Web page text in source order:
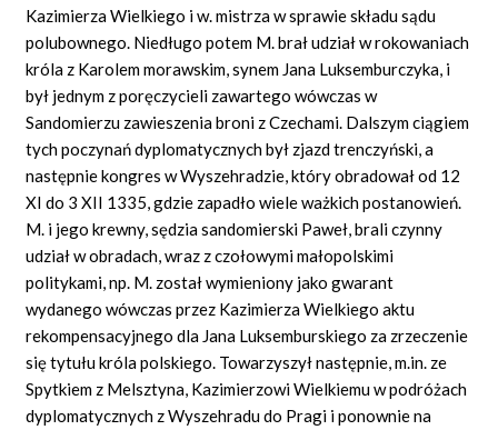
Kazimierza Wielkiego i w. mistrza w sprawie składu sądu
polubownego. Niedługo potem M. brał udział w rokowaniach
króla z Karolem morawskim, synem Jana Luksemburczyka, i
był jednym z poręczycieli zawartego wówczas w
Sandomierzu zawieszenia broni z Czechami. Dalszym ciągiem
tych poczynań dyplomatycznych był zjazd trenczyński, a
następnie kongres w Wyszehradzie, który obradował od 12
XI do 3 XII 1335, gdzie zapadło wiele ważkich postanowień.
M. i jego krewny, sędzia sandomierski Paweł, brali czynny
udział w obradach, wraz z czołowymi małopolskimi
politykami, np. M. został wymieniony jako gwarant
wydanego wówczas przez Kazimierza Wielkiego aktu
rekompensacyjnego dla Jana Luksemburskiego za zrzeczenie
się tytułu króla polskiego. Towarzyszył następnie, m.in. ze
Spytkiem z Melsztyna, Kazimierzowi Wielkiemu w podróżach
dyplomatycznych z Wyszehradu do Pragi i ponownie na